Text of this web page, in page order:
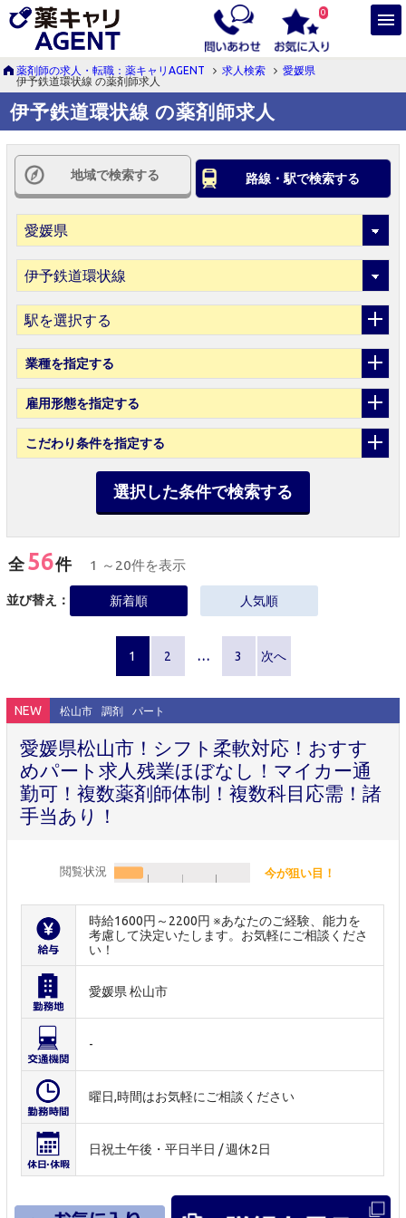
0
薬剤師の求人・転職：薬キャリAGENT 求人検索
愛媛県
伊予鉄道環状線 の薬剤師求人
伊予鉄道環状線 の薬剤師求人
地域で検索する 路線・駅で検索する
駅を選択する
業種を指定する
雇用形態を指定する
こだわり条件を指定する
選択した条件で検索する
全56件 1 ～20件を表示
並び替え： 新着順 人気順
1 2 … 3 次へ
NEW 松山市 調剤 パート
愛媛県松山市！シフト柔軟対応！おすす
めパート求人残業ほぼなし！マイカー通
勤可！複数薬剤師体制！複数科目応需！諸
手当あり！
閲覧状況 今が狙い目！
時給1600円～2200円 ※あなたのご経験、能力を
考慮して決定いたします。お気軽にご相談くださ
い！
愛媛県 松山市
-
曜日,時間はお気軽にご相談ください
日祝土午後・平日半日 / 週休2日